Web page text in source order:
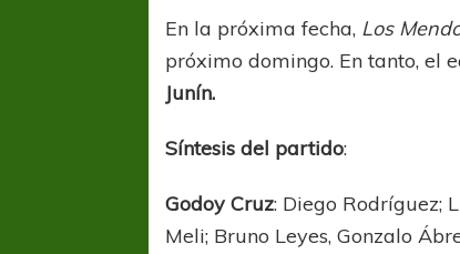
En la próxima fecha, Los
próximo domingo. En tanto, el
Junín.
Síntesis del partido:
Godoy Cruz: Diego Rodríguez;
Meli; Bruno Leyes, Gonzalo